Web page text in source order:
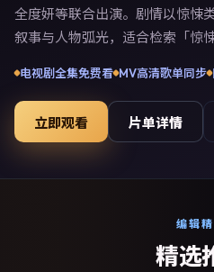
全度妍等联合出演。剧情以惊悚
叙事与人物弧光，适合检索「惊
国多城路演与线上观影同步开启
强调沉浸体验，可作为片单推荐
素材。
电视剧全集免费看 MV高清歌单同步
立即观看 片单详情
编辑
精选